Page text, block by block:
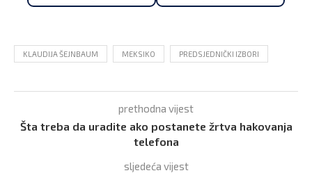
KLAUDIJA ŠEJNBAUM MEKSIKO PREDSJEDNIČKI IZBORI
prethodna vijest
Šta treba da uradite ako postanete žrtva hakovanja
telefona
sljedeća vijest